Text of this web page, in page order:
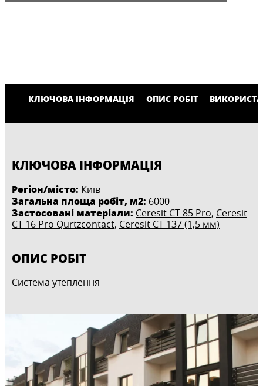
КЛЮЧОВА ІНФОРМАЦІЯ ОПИС РОБІТ
КЛЮЧОВА ІНФОРМАЦІЯ
Регіон/місто: Київ
Загальна площа робіт, м2: 6000
Застосовані матеріали: Ceresit CT 85 Pro, Ceresit
CT 16 Pro Qurtzcontact, Ceresit CT 137 (1,5 мм)
ОПИС РОБІТ
Система утеплення